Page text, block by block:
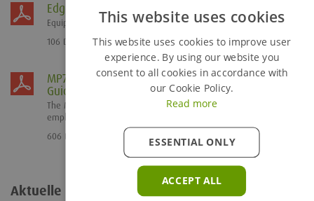
Edgesafe Barrier System User Guide
Equipment User Guide for the Edgesafe Safety Barrier System.
106 Downloads
MP750 Strut (c/w Hydraulic Release Nuts) User
Guide
The MP750 is a high load capacity, hydraulically activated strut,
employing a modular format to...
606 Downloads
Aktuelle Neuigkeiten Alle ... ansehen
This website uses cookies
This website uses cookies to improve user
experience. By using our website you
consent to all cookies in accordance with
our Cookie Policy.
Read more
ACCEPT ALL
ESSENTIAL ONLY